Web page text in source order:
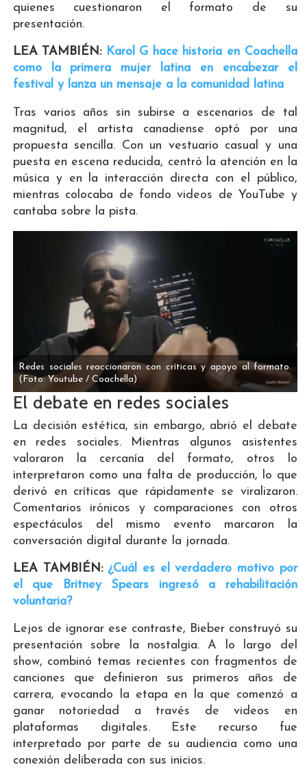
quienes cuestionaron el formato de su
presentación.
LEA TAMBIÉN: Karol G hace historia en Coachella
como la primera mujer latina en encabezar el
festival y lanza un mensaje a la comunidad latina
Tras varios años sin subirse a escenarios de tal
magnitud, el artista canadiense optó por una
propuesta sencilla. Con un vestuario casual y una
puesta en escena reducida, centró la atención en la
música y en la interacción directa con el público,
mientras colocaba de fondo videos de YouTube y
cantaba sobre la pista.
Redes sociales reaccionaron con críticas y apoyo al formato.
(Foto: Youtube / Coachella)
El debate en redes sociales
La decisión estética, sin embargo, abrió el debate
en redes sociales. Mientras algunos asistentes
valoraron la cercanía del formato, otros lo
interpretaron como una falta de producción, lo que
derivó en críticas que rápidamente se viralizaron.
Comentarios irónicos y comparaciones con otros
espectáculos del mismo evento marcaron la
conversación digital durante la jornada.
LEA TAMBIÉN: ¿Cuál es el verdadero motivo por
el que Britney Spears ingresó a rehabilitación
voluntaria?
Lejos de ignorar ese contraste, Bieber construyó su
presentación sobre la nostalgia. A lo largo del
show, combinó temas recientes con fragmentos de
canciones que definieron sus primeros años de
carrera, evocando la etapa en la que comenzó a
ganar notoriedad a través de videos en
plataformas digitales. Este recurso fue
interpretado por parte de su audiencia como una
conexión deliberada con sus inicios.